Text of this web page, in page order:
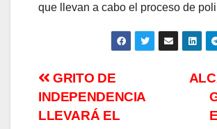
que llevan a cabo el proceso de
Navegación
de
GRITO DE
INDEPENDENCIA
LLEVARÁ EL